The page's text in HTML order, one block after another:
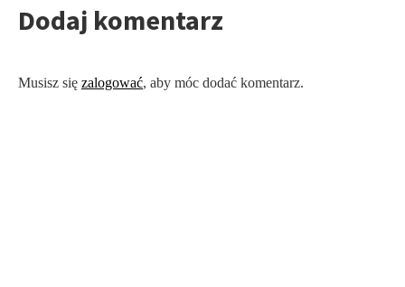
Dodaj komentarz
Musisz się zalogować, aby móc dodać komentarz.